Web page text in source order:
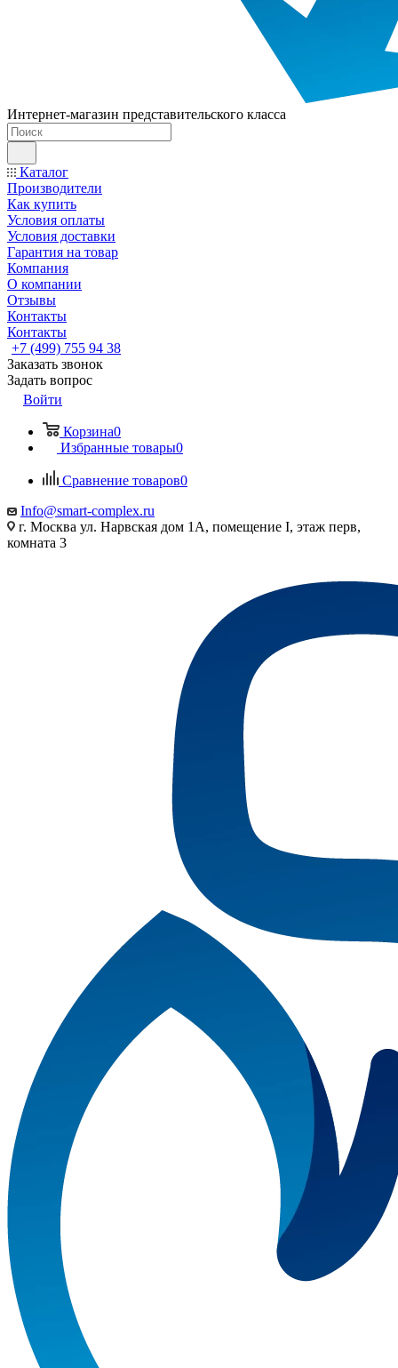
Интернет-магазин представительского класса
Каталог
Производители
Как купить
Условия оплаты
Условия доставки
Гарантия на товар
Компания
О компании
Отзывы
Контакты
Контакты
+7 (499) 755 94 38
Заказать звонок
Задать вопрос
Войти
Корзина0
Избранные товары0
Сравнение товаров0
Info@smart-complex.ru
г. Москва ул. Нарвская дом 1А, помещение I, этаж перв,
комната 3